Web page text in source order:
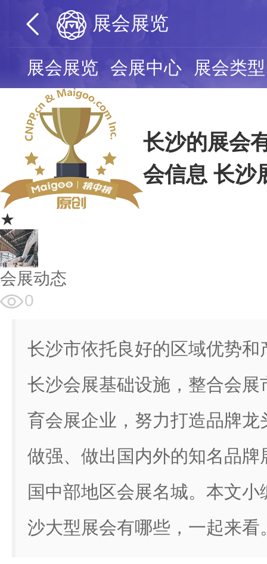
展会展览
展会展览 会展中心 展会类型
★
长沙的展会
会信息 长沙
会展动态
0
长沙市依托良好的区域优势
长沙会展基础设施，整合会
育会展企业，努力打造品牌
做强、做出国内外的知名品
国中部地区会展名城。本文
沙大型展会有哪些，一起来看